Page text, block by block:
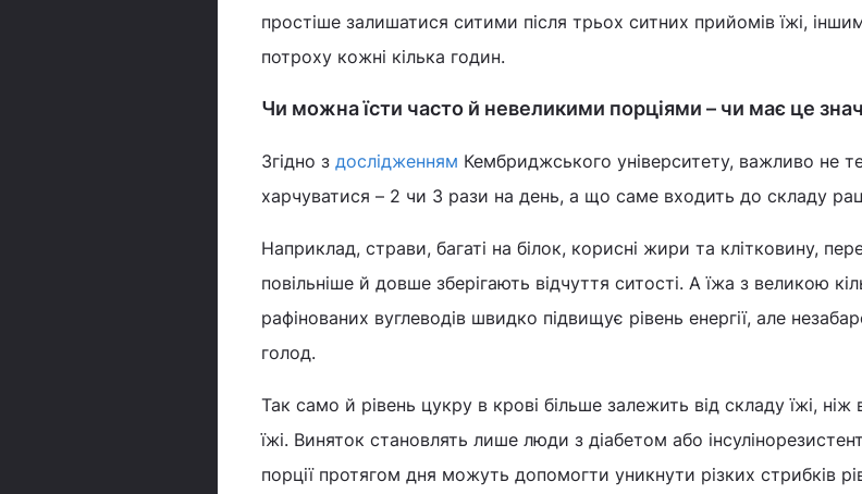
простіше залишатися ситими після трьох ситних прийомів їжі,
потроху кожні кілька годин.
Чи можна їсти часто й невеликими порціями – чи має це
Згідно з дослідженням Кембриджського університету, важливо не
харчуватися – 2 чи 3 рази на день, а що саме входить до складу
Наприклад, страви, багаті на білок, корисні жири та клітковину,
повільніше й довше зберігають відчуття ситості. А їжа з великою
рафінованих вуглеводів швидко підвищує рівень енергії, але
голод.
Так само й рівень цукру в крові більше залежить від складу їжі, ніж
їжі. Виняток становлять лише люди з діабетом або
порції протягом дня можуть допомогти уникнути різких стрибків